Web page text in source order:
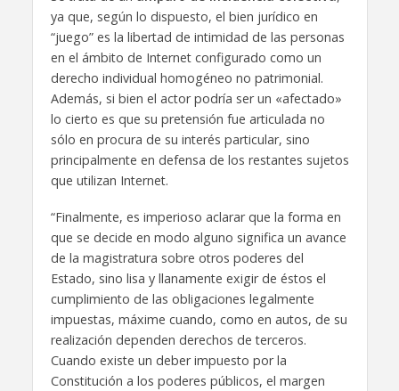
ya que, según lo dispuesto, el bien jurídico en
“juego” es la libertad de intimidad de las personas
en el ámbito de Internet configurado como un
derecho individual homogéneo no patrimonial.
Además, si bien el actor podría ser un «afectado»
lo cierto es que su pretensión fue articulada no
sólo en procura de su interés particular, sino
principalmente en defensa de los restantes sujetos
que utilizan Internet.
“Finalmente, es imperioso aclarar que la forma en
que se decide en modo alguno significa un avance
de la magistratura sobre otros poderes del
Estado, sino lisa y llanamente exigir de éstos el
cumplimiento de las obligaciones legalmente
impuestas, máxime cuando, como en autos, de su
realización dependen derechos de terceros.
Cuando existe un deber impuesto por la
Constitución a los poderes públicos, el margen